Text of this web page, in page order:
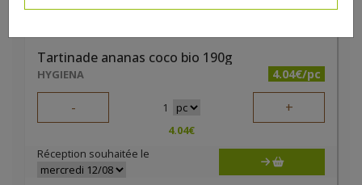
Tartinade ananas coco bio 190g
HYGIENA 4.04€/pc
- 1 +
4.04€
Réception souhaitée le